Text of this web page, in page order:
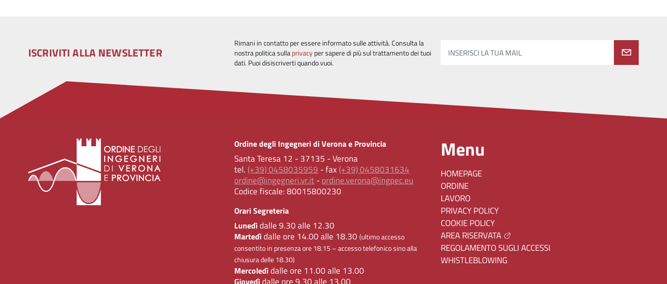
ISCRIVITI ALLA NEWSLETTER
Rimani in contatto per essere informato sulle attività. Consulta la
nostra politica sullaprivacyper sapere di più sul trattamento dei tuoi
dati. Puoi disiscriverti quando vuoi.
INSERISCI LA TUA MAIL
Ordine degli Ingegneri di Verona e Provincia
Santa Teresa 12 - 37135 - Verona
tel. (+39) 0458035959 - fax (+39) 0458031634
ordine@ingegneri.vr.it-ordine.verona@ingpec.eu
Codice fiscale:80015800230
Orari Segreteria
Lunedìdalle 9.30 alle 12.30
Martedìdalle ore 14.00 alle 18.30(ultimo accesso
consentito in presenza ore 18.15 – accesso telefonico sino alla
chiusura delle 18.30)
Mercoledìdalle ore 11.00 alle 13.00
Giovedì
Menu
HOMEPAGE
ORDINE
LAVORO
PRIVACY POLICY
COOKIE POLICY
AREA RISERVATA
REGOLAMENTO SUGLI ACCESSI
WHISTLEBLOWING